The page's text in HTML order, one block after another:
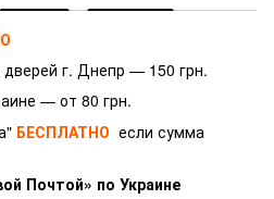
г. Днепр — 150 грн.
— от 80 грн.
БЕСПЛАТНО если сумма
Почтой» по Украине